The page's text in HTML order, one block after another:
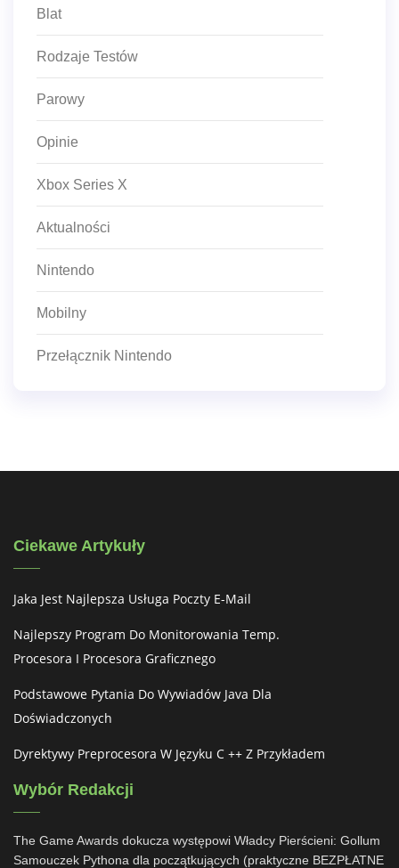
Blat
Rodzaje Testów
Parowy
Opinie
Xbox Series X
Aktualności
Nintendo
Mobilny
Przełącznik Nintendo
Ciekawe Artykuły
Jaka Jest Najlepsza Usługa Poczty E-Mail
Najlepszy Program Do Monitorowania Temp.
Procesora I Procesora Graficznego
Podstawowe Pytania Do Wywiadów Java Dla
Doświadczonych
Dyrektywy Preprocesora W Języku C ++ Z Przykładem
Wybór Redakcji
The Game Awards dokucza występowi Władcy Pierścieni: Gollum
Samouczek Pythona dla początkujących (praktyczne BEZPŁATNE